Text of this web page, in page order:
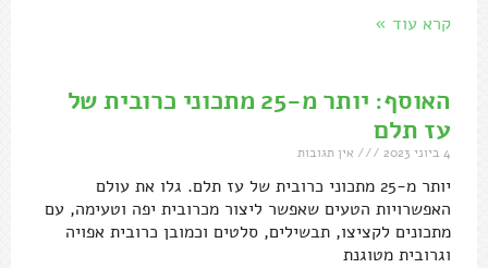
קרא עוד »
האוסף: יותר מ-25 מתכוני כרובית של
עז תלם
4 ביוני 2023 אין תגובות
יותר מ-25 מתכוני כרובית של עז תלם. גלו את עולם
האפשרויות הטעים שאפשר ליצור מכרובית יפה וטעימה, עם
מתכונים לקציצו, תבשילים, סלטים וכמובן כרובית אפויה
וגרובית מטוגנת